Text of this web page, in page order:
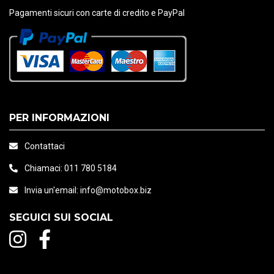
Pagamenti sicuri con carte di credito e PayPal
PER INFORMAZIONI
Contattaci
Chiamaci: 011 780 5184
Invia un'email: info@motobox.biz
SEGUICI SUI SOCIAL